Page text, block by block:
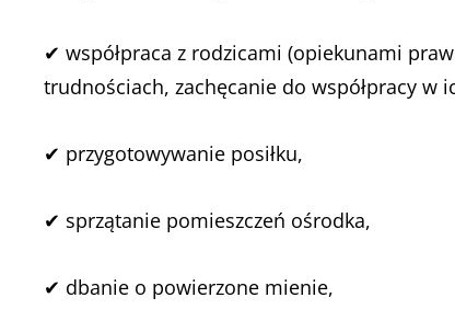
✔ współpraca z rodzicami (opiekunami
trudnościach, zachęcanie do współpracy w
✔ przygotowywanie posiłku,
✔ sprzątanie pomieszczeń ośrodka,
✔ dbanie o powierzone mienie,